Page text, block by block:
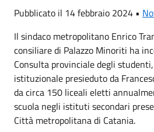
Pubblicato il 14 febbraio 2024 •
Il sindaco metropolitano Enrico
consiliare di Palazzo Minoriti ha
Consulta provinciale degli
istituzionale presieduto da
da circa 150 liceali eletti
scuola negli istituti secondari
Città metropolitana di Catania.